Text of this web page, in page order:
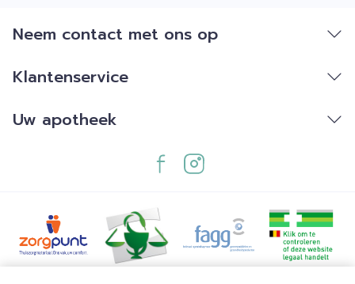
Neem contact met ons op
Klantenservice
Uw apotheek